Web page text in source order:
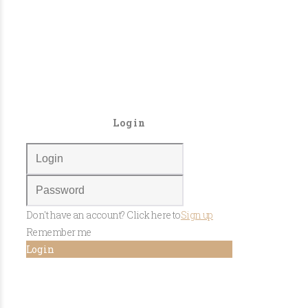
Login
Don't have an account? Click here toSign up
Remember me
Log in